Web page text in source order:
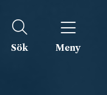
Sök Meny